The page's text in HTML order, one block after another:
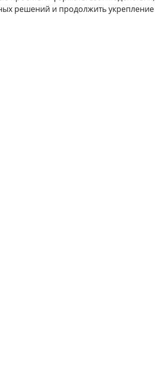
решений и продолжить укрепление